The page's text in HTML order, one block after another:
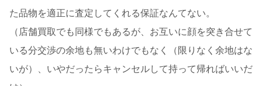
た品物を適正に査定してくれる保証なんてない。
（店舗買取でも同様でもあるが、お互いに顔を突き合せて
いる分交渉の余地も無いわけでもなく（限りなく余地はな
いが）、いやだったらキャンセルして持って帰ればいいだ